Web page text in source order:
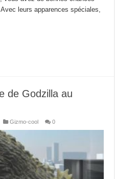
leurs apparences spéciales,
de Godzilla au
Gizmo-cool 0